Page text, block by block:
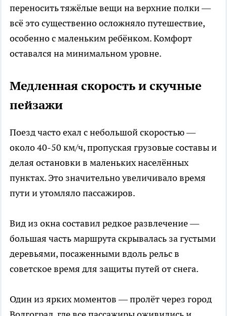
переносить тяжёлые вещи на верхние полки —
всё это существенно осложняло путешествие,
особенно с маленьким ребёнком. Комфорт
оставался на минимальном уровне.
Медленная скорость и скучные
пейзажи
Поезд часто ехал с небольшой скоростью —
около 40-50 км/ч, пропуская грузовые составы и
делая остановки в маленьких населённых
пунктах. Это значительно увеличивало время
пути и утомляло пассажиров.
Вид из окна составил редкое развлечение —
большая часть маршрута скрывалась за густыми
деревьями, посаженными вдоль рельс в
советское время для защиты путей от снега.
Один из ярких моментов — пролёт через город